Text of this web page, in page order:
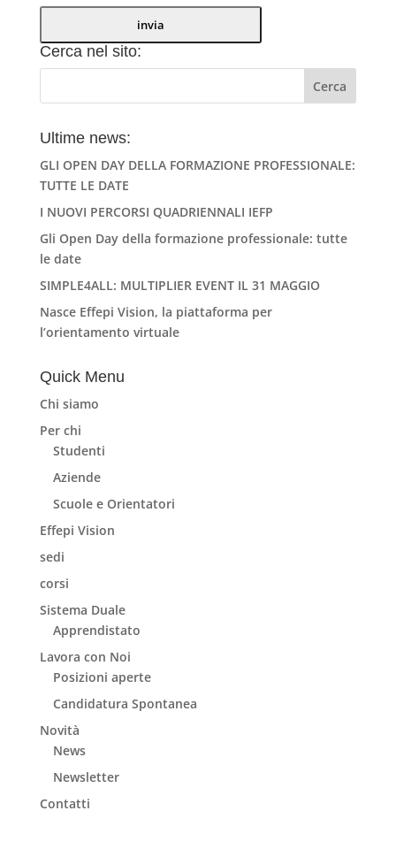
Cerca nel sito:
Ultime news:
GLI OPEN DAY DELLA FORMAZIONE PROFESSIONALE:
TUTTE LE DATE
I NUOVI PERCORSI QUADRIENNALI IEFP
Gli Open Day della formazione professionale: tutte
le date
SIMPLE4ALL: MULTIPLIER EVENT IL 31 MAGGIO
Nasce Effepi Vision, la piattaforma per
l’orientamento virtuale
Quick Menu
Chi siamo
Per chi
Studenti
Aziende
Scuole e Orientatori
Effepi Vision
sedi
corsi
Sistema Duale
Apprendistato
Lavora con Noi
Posizioni aperte
Candidatura Spontanea
Novità
News
Newsletter
Contatti